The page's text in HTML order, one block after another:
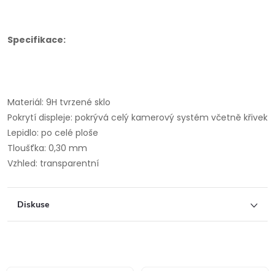
Specifikace:
Materiál: 9H tvrzené sklo
Pokrytí displeje: pokrývá celý kamerový systém včetně křivek
Lepidlo: po celé ploše
Tloušťka: 0,30 mm
Vzhled: transparentní
Diskuse